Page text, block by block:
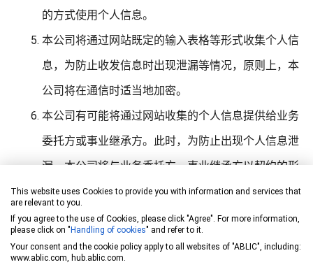
的方式使用个人信息。
本公司将通过网站既定的输入表格等形式收集个人信
息，为防止收发信息时出现泄漏等情况，原则上，本
公司将在通信时适当地加密。
本公司有可能将通过网站收集的个人信息提供给业务
委托方或事业继承方。此时，为防止出现个人信息泄
漏，本公司将与业务委托方、事业继承方以契约的形
式，确保其按照与本公司相同的方式，对个人信息加
以保护。
本网站，为了向用户提供更好的服务和对浏览情况进
行统计处理，会收集用户的Cookie和IP地址等信息。
This website uses Cookies to provide you with information and services that
are relevant to you.
If you agree to the use of Cookies, please click "Agree". For more information,
please click on "Handling of cookies" and refer to it.
Your consent and the cookie policy apply to all websites of "ABLIC", including:
www.ablic.com, hub.ablic.com.